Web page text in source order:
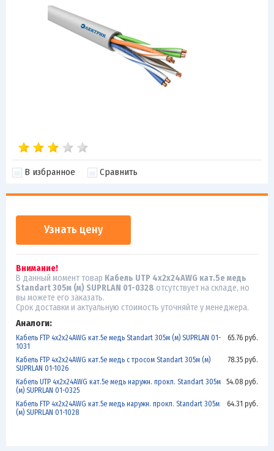
В избранное Сравнить
Узнать цену
Внимание!
В данный момент товар Кабель UTP 4х2х24AWG кат.5е медь
Standart 305м (м) SUPRLAN 01-0328 отсутствует на складе, но
вы можете его заказать.
Срок доставки и актуальную стоимость уточняйте у менеджера.
Аналоги:
Кабель FTP 4х2х24AWG кат.5е медь Standart 305м (м) SUPRLAN 01-
1031
65.76 руб.
Кабель FTP 4х2х24AWG кат.5е медь с тросом Standart 305м (м)
SUPRLAN 01-1026
78.35 руб.
Кабель UTP 4х2х24AWG кат.5е медь наружн. прокл. Standart 305м
(м) SUPRLAN 01-0325
54.08 руб.
Кабель FTP 4х2х24AWG кат.5е медь наружн. прокл. Standart 305м
(м) SUPRLAN 01-1028
64.31 руб.